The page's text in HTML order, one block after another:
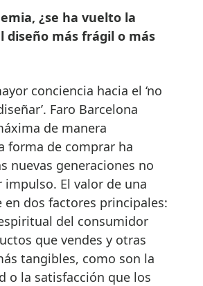
¿se ha vuelto la
diseño más frágil o más
conciencia hacia el ‘no
Faro Barcelona
de manera
forma de comprar ha
nuevas generaciones no
impulso. El valor de una
en dos factores principales:
del consumidor
que vendes y otras
tangibles, como son la
o la satisfacción que los